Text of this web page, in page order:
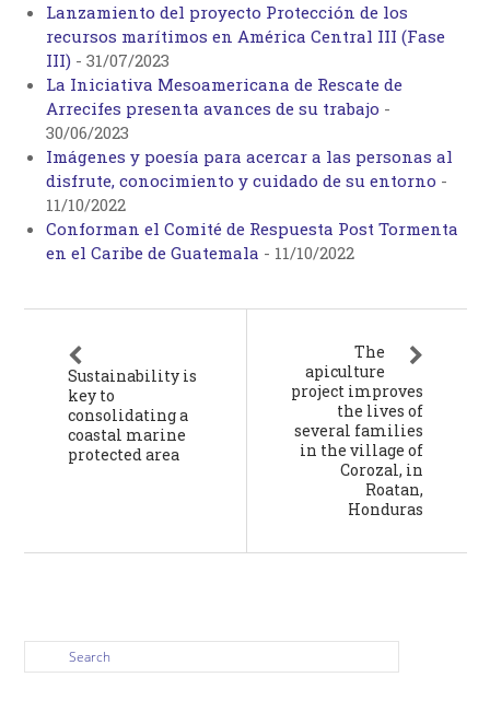
Lanzamiento del proyecto Protección de los
recursos marítimos en América Central III (Fase
III) -31/07/2023
La Iniciativa Mesoamericana de Rescate de
Arrecifes presenta avances de su trabajo -
30/06/2023
Imágenes y poesía para acercar a las personas al
disfrute, conocimiento y cuidado de su entorno -
11/10/2022
Conforman el Comité de Respuesta Post Tormenta
en el Caribe de Guatemala - 11/10/2022
Sustainability is
key to
consolidating a
coastal marine
protected area
The
apiculture
project improves
the lives of
several families
in the village of
Corozal, in
Roatan,
Honduras